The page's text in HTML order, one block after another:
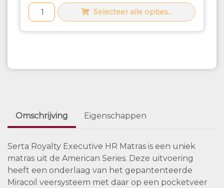
Selecteer alle opties...
Omschrijving Eigenschappen
Serta Royalty Executive HR Matras is een uniek
matras uit de American Series. Deze uitvoering
heeft een onderlaag van het gepantenteerde
Miracoil veersysteem met daar op een pocketveer